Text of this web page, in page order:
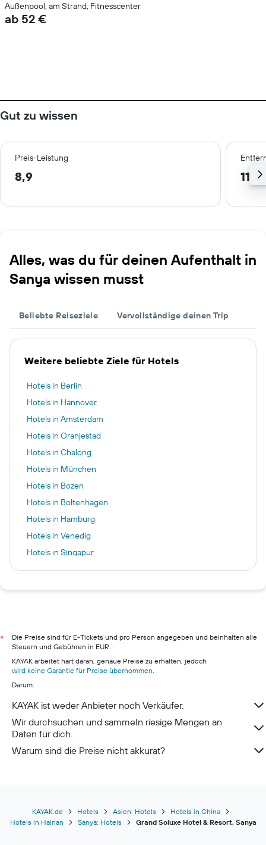
Außenpool, am Strand, Fitnesscenter
ab 52 €
Gut zu wissen
Preis-Leistung
8,9 11,2
Alles, was du für deinen Aufenthalt in
Sanya wissen musst
Beliebte Reiseziele Vervollständige deinen Trip
Weitere beliebte Ziele für Hotels
Hotels in Berlin
Hotels in Hannover
Hotels in Amsterdam
Hotels in Oranjestad
Hotels in Chalong
Hotels in München
Hotels in Bozen
Hotels in Boltenhagen
Hotels in Hamburg
Hotels in Venedig
Hotels in Singapur
Hotels in Dublin
Hotels in Warnemünde
Hotels in Neustadt in Holstein
Hotels in Berchtesgaden
Hotels in Konstanz
Hotels in Lehde
*
Die Preise sind für E-Tickets und pro Person angegeben und beinhalten alle
Steuern und Gebühren in EUR.
KAYAK arbeitet hart daran, genaue Preise zu erhalten, jedoch
wird keine Garantie für Preise übernommen.
Darum:
KAYAK ist weder Anbieter noch Verkäufer.
Wir durchsuchen und sammeln riesige Mengen an
Daten für dich.
Warum sind die Preise nicht akkurat?
KAYAK.de Hotels Asien: Hotels
Hotels in China
Hotels in Hainan
Sanya: Hotels Grand Soluxe Hotel & Resort, Sanya